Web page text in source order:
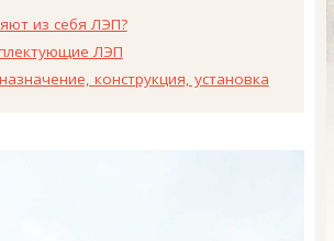
из себя ЛЭП?
ЛЭП
конструкция, установка